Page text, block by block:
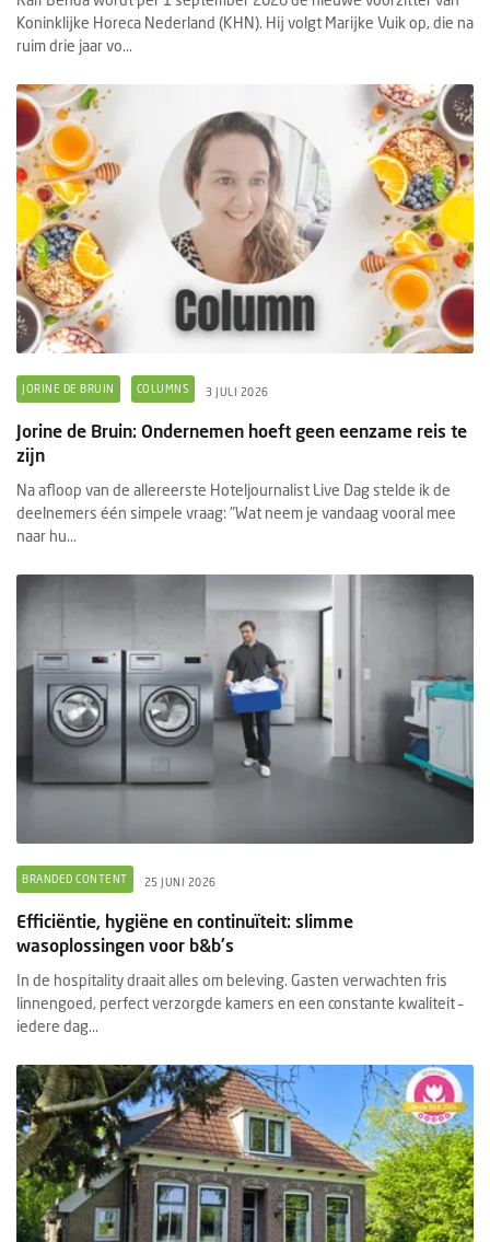
Koninklijke Horeca Nederland (KHN). Hij volgt Marijke Vuik op, die na
ruim drie jaar vo...
JORINE DE BRUIN COLUMNS 3 JULI 2026
Jorine de Bruin: Ondernemen hoeft geen eenzame reis te
zijn
Na afloop van de allereerste Hoteljournalist Live Dag stelde ik de
deelnemers één simpele vraag: "Wat neem je vandaag vooral mee
naar hu...
BRANDED CONTENT 25 JUNI 2026
Efficiëntie, hygiëne en continuïteit: slimme
wasoplossingen voor b&b's
In de hospitality draait alles om beleving. Gasten verwachten fris
linnengoed, perfect verzorgde kamers en een constante kwaliteit –
iedere dag...